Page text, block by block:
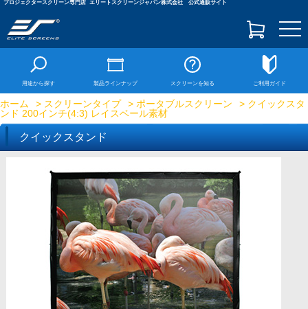
プロジェクタースクリーン専門店 エリートスクリーンジャパン株式会社 公式通販サイト
用途から探す 製品ラインナップ スクリーンを知る ご利用ガイド
ホーム > スクリーンタイプ > ポータブルスクリーン
> クイックスタ
ンド 200インチ(4:3) レイスベール素材
クイックスタンド